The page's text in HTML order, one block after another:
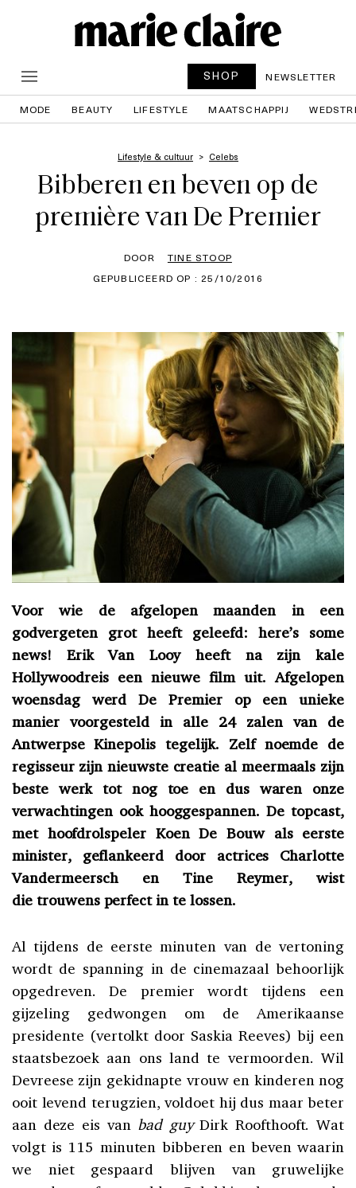
SHOP NEWSLETTER
MODE BEAUTY LIFESTYLE MAATSCHAPPIJ
Lifestyle & cultuur Celebs
Bibberen en beven op de
première van De Premier
DOOR
TINE STOOP
GEPUBLICEERD OP : 25/10/2016
Voor wie de afgelopen maanden in een
godvergeten grot heeft geleefd: here’s some
news! Erik Van Looy heeft na zijn kale
Hollywoodreis een nieuwe film uit. Afgelopen
woensdag werd De Premier op een unieke
manier voorgesteld in alle 24 zalen van de
Antwerpse Kinepolis tegelijk. Zelf noemde de
regisseur zijn nieuwste creatie al meermaals zijn
beste werk tot nog toe en dus waren onze
verwachtingen ook hooggespannen. De topcast,
met hoofdrolspeler Koen De Bouw als eerste
minister, geflankeerd door actrices Charlotte
Vandermeersch en Tine Reymer, wist
die trouwens perfect in te lossen.
Al tijdens de eerste minuten van de vertoning
wordt de spanning in de cinemazaal behoorlijk
opgedreven. De premier wordt tijdens een
gijzeling gedwongen om de Amerikaanse
presidente (vertolkt door Saskia Reeves) bij een
staatsbezoek aan ons land te vermoorden. Wil
Devreese zijn gekidnapte vrouw en kinderen nog
ooit levend terugzien, voldoet hij dus maar beter
aan deze eis van bad guyDirk Roofthooft. Wat
volgt is 115 minuten bibberen en beven waarin
we niet gespaard blijven van gruwelijke